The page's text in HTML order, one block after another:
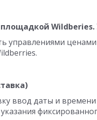
площадкой
управлениями
ввод даты и